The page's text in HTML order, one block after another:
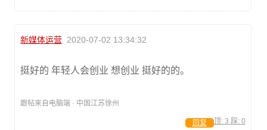
新媒体运营 2020-07-02 13:34:32
挺好的 年轻人会创业 想创业 挺好的的。
跟帖来自电脑端 · 中国江苏徐州
顶: 3 踩: 0
回复